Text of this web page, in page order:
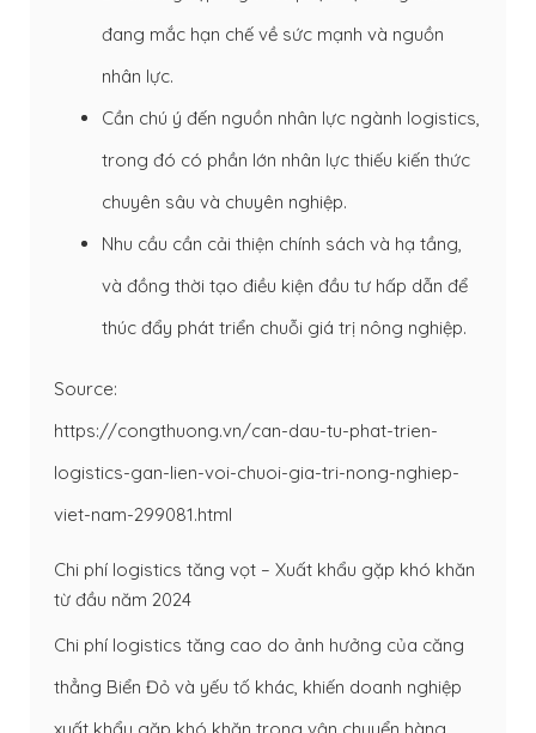
đang mắc hạn chế về sức mạnh và nguồn
nhân lực.
Cần chú ý đến nguồn nhân lực ngành logistics,
trong đó có phần lớn nhân lực thiếu kiến thức
chuyên sâu và chuyên nghiệp.
Nhu cầu cần cải thiện chính sách và hạ tầng,
và đồng thời tạo điều kiện đầu tư hấp dẫn để
thúc đẩy phát triển chuỗi giá trị nông nghiệp.
Source:
https://congthuong.vn/can-dau-tu-phat-trien-
logistics-gan-lien-voi-chuoi-gia-tri-nong-nghiep-
viet-nam-299081.html
Chi phí logistics tăng vọt – Xuất khẩu gặp khó khăn
từ đầu năm 2024
Chi phí logistics tăng cao do ảnh hưởng của căng
thẳng Biển Đỏ và yếu tố khác, khiến doanh nghiệp